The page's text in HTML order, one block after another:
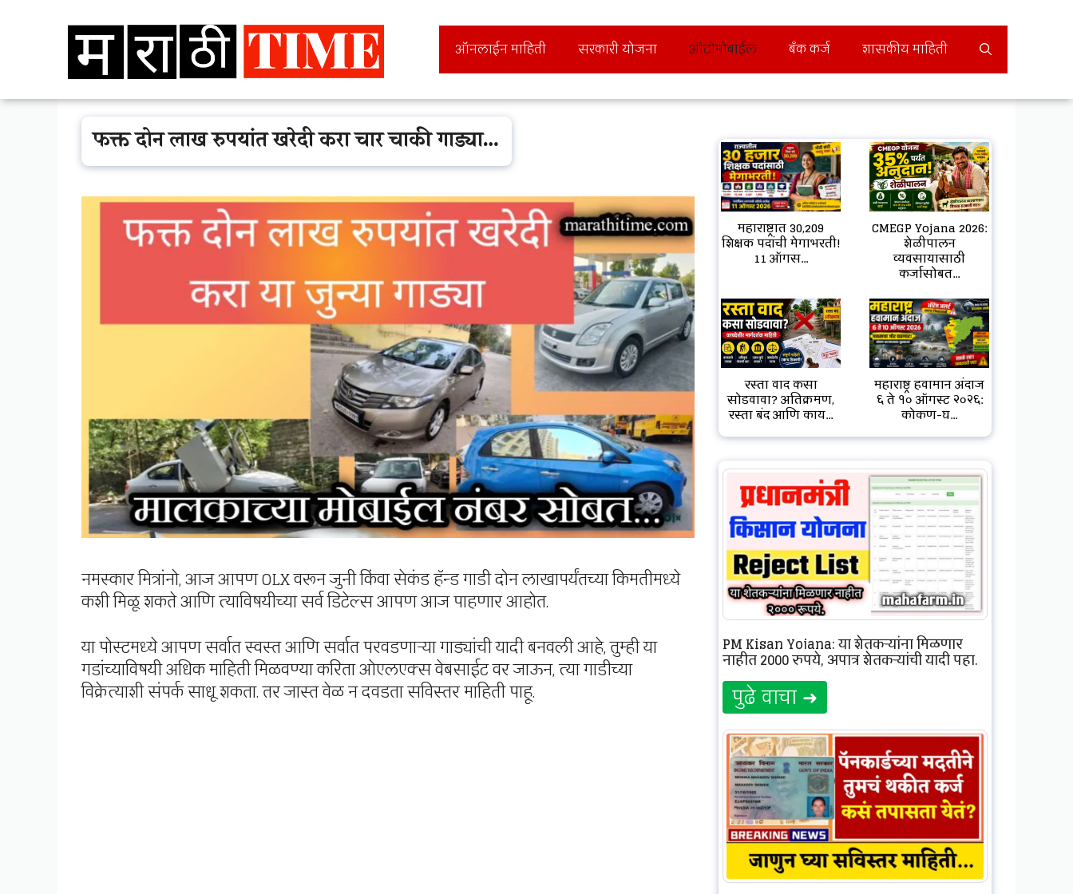
ऑनलाईन माहिती सरकारी योजना ऑटोमोबाईल बँक कर्ज शासकीय माहिती
फक्त दोन लाख रुपयांत खरेदी करा चार चाकी गाड्या…
नमस्कार मित्रांनो, आज आपण OLX वरून जुनी किंवा सेकंड हॅन्ड गाडी दोन लाखापर्यंतच्या किमतीमध्ये
कशी मिळू शकते आणि त्याविषयीच्या सर्व डिटेल्स आपण आज पाहणार आहोत.
या पोस्टमध्ये आपण सर्वात स्वस्त आणि सर्वात परवडणाऱ्या गाड्यांची यादी बनवली आहे, तुम्ही या
गडांच्याविषयी अधिक माहिती मिळवण्या करिता ओएलएक्स वेबसाईट वर जाऊन, त्या गाडीच्या
विक्रेत्याशी संपर्क साधू शकता. तर जास्त वेळ न दवडता सविस्तर माहिती पाहू.
महाराष्ट्रात 30,209
शिक्षक पदांची मेगाभरती!
11 ऑगस...
CMEGP Yojana 2026:
शेळीपालन
व्यवसायासाठी
कर्जासोबत...
रस्ता वाद कसा
सोडवावा? अतिक्रमण,
रस्ता बंद आणि काय...
महाराष्ट्र हवामान अंदाज
६ ते १० ऑगस्ट २०२६:
कोकण-घ...
PM Kisan Yojana: या शेतकऱ्यांना मिळणार
नाहीत 2000 रुपये, अपात्र शेतकऱ्यांची यादी पहा.
पुढे वाचा ➜